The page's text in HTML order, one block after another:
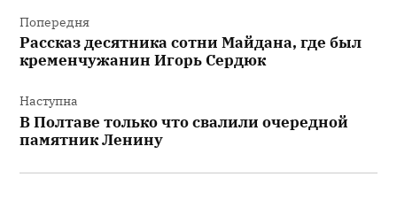
записів
Попередня
Рассказ десятника сотни Майдана, где был
кременчужанин Игорь Сердюк
Наступна
В Полтаве только что свалили очередной
памятник Ленину